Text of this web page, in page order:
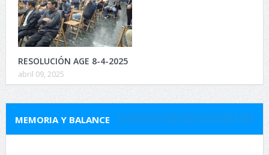
RESOLUCIÓN AGE 8-4-2025
abril 09, 2025
MEMORIA Y BALANCE